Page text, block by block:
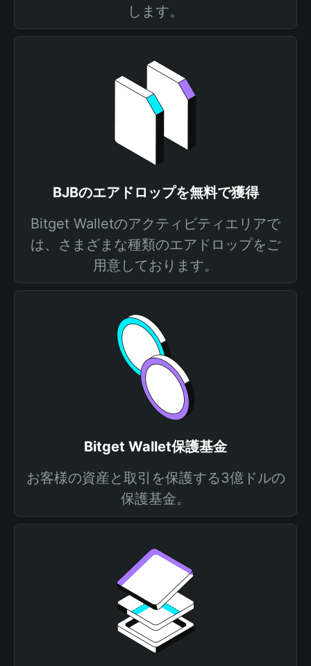
します。
BJBのエアドロップを無料で獲得
Bitget Walletのアクティビティエリアで
は、さまざまな種類のエアドロップをご
用意しております。
Bitget Wallet保護基金
お客様の資産と取引を保護する3億ドルの
保護基金。